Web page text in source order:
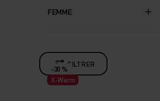
FEMME
FILTRER
-30 %
X-Warm